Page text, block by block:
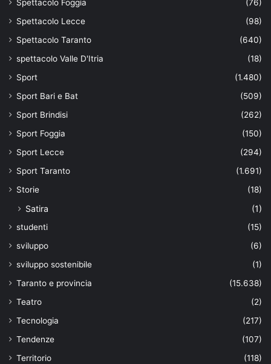
Spettacolo Foggia
(76)
Spettacolo Lecce
(98)
Spettacolo Taranto
(640)
spettacolo Valle D'Itria
(18)
Sport
(1.480)
Sport Bari e Bat
(509)
Sport Brindisi
(262)
Sport Foggia
(150)
Sport Lecce
(294)
Sport Taranto
(1.691)
Storie
(18)
Satira (1)
studenti
(15)
sviluppo
(6)
sviluppo sostenibile
(1)
Taranto e provincia
(15.638)
Teatro
(2)
Tecnologia
(217)
Tendenze
(107)
Territorio
(118)